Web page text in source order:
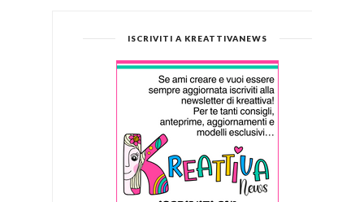
ISCRIVITI A KREATTIVANEWS